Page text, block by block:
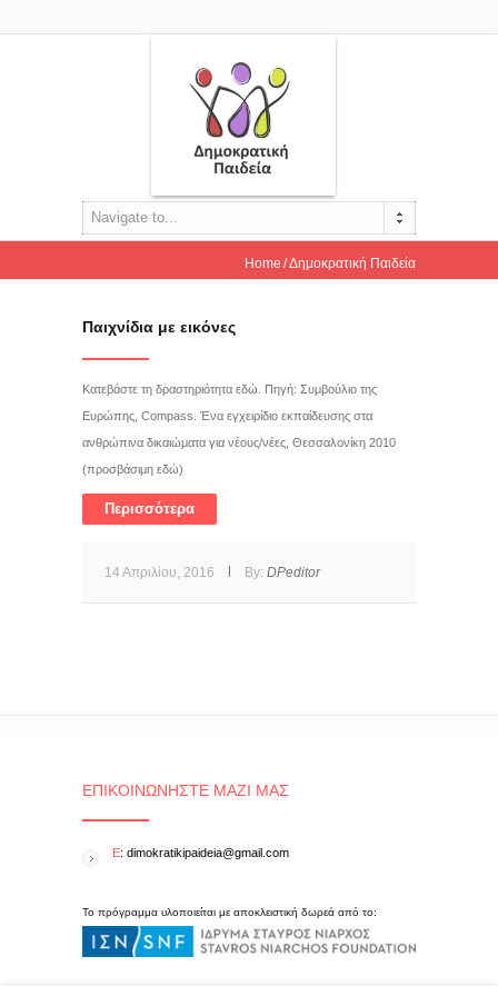
Navigate to...
Home Δημοκρατική Παιδεία
Παιχνίδια με εικόνες
Κατεβάστε τη δραστηριότητα εδώ. Πηγή: Συμβούλιο της
Ευρώπης, Compass. Ένα εγχειρίδιο εκπαίδευσης στα
ανθρώπινα δικαιώματα για νέους/νέες, Θεσσαλονίκη 2010
(προσβάσιμη εδώ)
Περισσότερα
14 Απριλίου, 2016 By: DPeditor
ΕΠΙΚΟΙΝΩΝΉΣΤΕ ΜΑΖΊ ΜΑΣ
E: dimokratikipaideia@gmail.com
Το πρόγραμμα υλοποιείται με αποκλειστική δωρεά από το: